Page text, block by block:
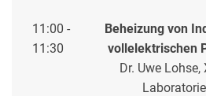
11:00 -
11:30
Beheizung von
vollelektrischen
Dr. Uwe Lohse,